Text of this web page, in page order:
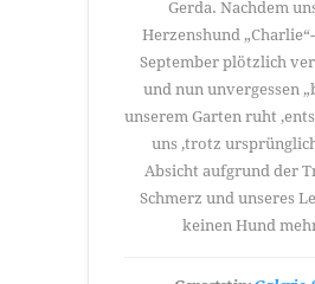
Gerda. Nachdem
Herzenshund
September plötzlich
und nun unvergessen
unserem Garten ruht
uns ,trotz
Absicht aufgrund der
Schmerz und unseres
keinen Hund